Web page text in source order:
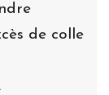
de colle